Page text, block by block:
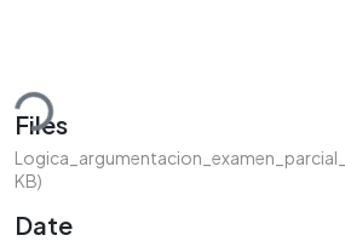
Files
KB)
Date